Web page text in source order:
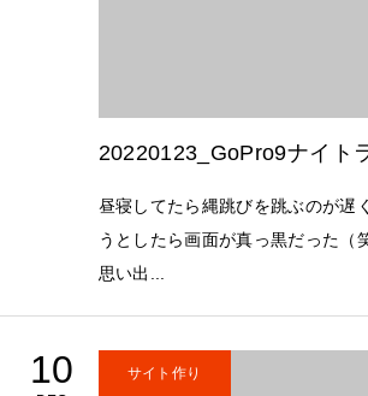
20220123_GoPro9ナイト
昼寝してたら縄跳びを跳ぶのが遅
うとしたら画面が真っ黒だった（
思い出...
10 サイト作り